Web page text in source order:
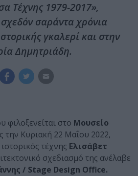
Τέχνης 1979-2017»,
σαράντα χρόνια
γκαλερί και στην
Δημητριάδη.
φιλοξενείται στο Μουσείο
την Κυριακή 22 Μαΐου 2022,
ιστορικός τέχνης Ελισάβετ
σχεδιασμό της ανέλαβε
/ Stage Design Office.